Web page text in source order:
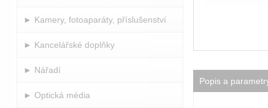
► Kamery, fotoaparáty, příslušenství
► Kancelářské doplňky
► Nářadí
► Optická média
Popis a